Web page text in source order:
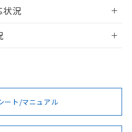
す。
イン/会員登録
用いただく前に、以下を必ずお読
状況
凡例
ート/マニュアル
、特段のことがない限
日より割愛しておりま